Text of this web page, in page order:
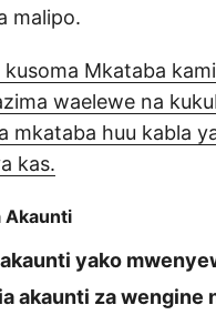
malipo.
Mkataba
waelewe na
mkataba huu kabla
kas.
Akaunti
yako
akaunti za wengine